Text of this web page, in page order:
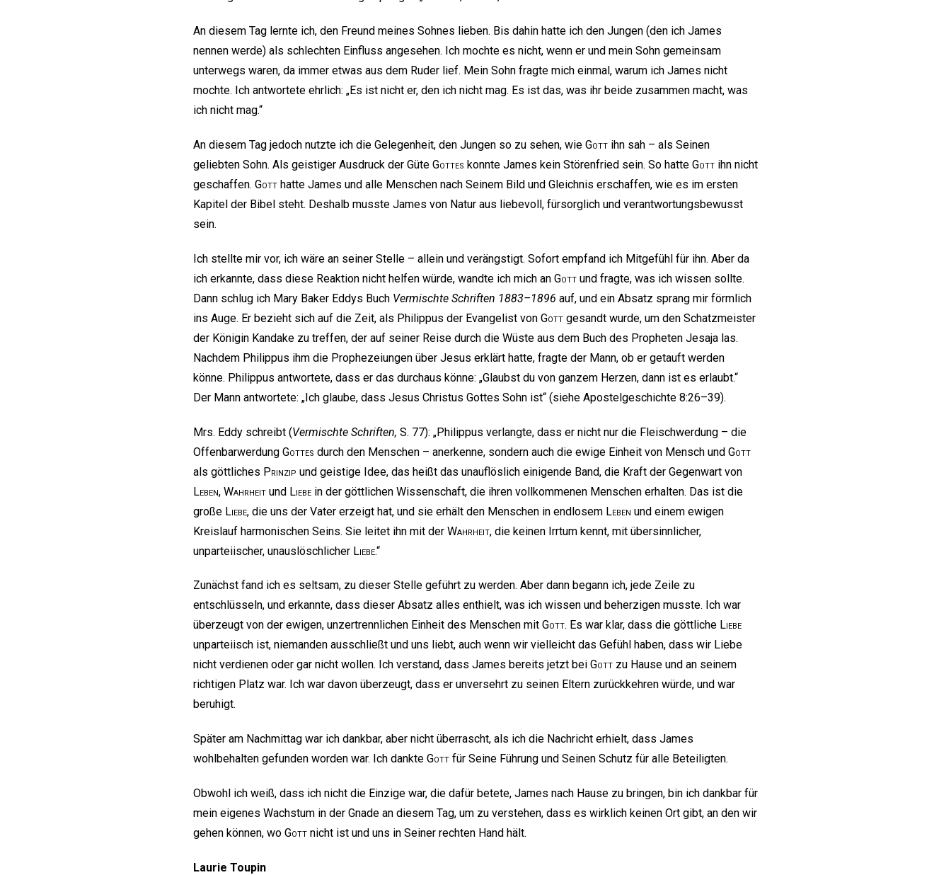
An diesem Tag lernte ich, den Freund meines Sohnes lieben. Bis dahin hatte ich den Jungen (den ich James
nennen werde) als schlechten Einfluss angesehen. Ich mochte es nicht, wenn er und mein Sohn gemeinsam
unterwegs waren, da immer etwas aus dem Ruder lief. Mein Sohn fragte mich einmal, warum ich James nicht
mochte. Ich antwortete ehrlich: „Es ist nicht er, den ich nicht mag. Es ist das, was ihr beide zusammen macht, was
ich nicht mag.“
An diesem Tag jedoch nutzte ich die Gelegenheit, den Jungen so zu sehen, wie Gott ihn sah – als Seinen
geliebten Sohn. Als geistiger Ausdruck der Güte Gottes konnte James kein Störenfried sein. So hatte Gott ihn nicht
geschaffen. Gott hatte James und alle Menschen nach Seinem Bild und Gleichnis erschaffen, wie es im ersten
Kapitel der Bibel steht. Deshalb musste James von Natur aus liebevoll, fürsorglich und verantwortungsbewusst
sein.
Ich stellte mir vor, ich wäre an seiner Stelle – allein und verängstigt. Sofort empfand ich Mitgefühl für ihn. Aber da
ich erkannte, dass diese Reaktion nicht helfen würde, wandte ich mich an Gott und fragte, was ich wissen sollte.
Dann schlug ich Mary Baker Eddys Buch Vermischte Schriften 1883–1896 auf, und ein Absatz sprang mir förmlich
ins Auge. Er bezieht sich auf die Zeit, als Philippus der Evangelist von Gott gesandt wurde, um den Schatzmeister
der Königin Kandake zu treffen, der auf seiner Reise durch die Wüste aus dem Buch des Propheten Jesaja las.
Nachdem Philippus ihm die Prophezeiungen über Jesus erklärt hatte, fragte der Mann, ob er getauft werden
könne. Philippus antwortete, dass er das durchaus könne: „Glaubst du von ganzem Herzen, dann ist es erlaubt.“
Der Mann antwortete: „Ich glaube, dass Jesus Christus Gottes Sohn ist“ (siehe Apostelgeschichte 8:26–39).
Mrs. Eddy schreibt (Vermischte Schriften, S. 77): „Philippus verlangte, dass er nicht nur die Fleischwerdung – die
Offenbarwerdung Gottes durch den Menschen – anerkenne, sondern auch die ewige Einheit von Mensch und Gott
als göttliches Prinzip und geistige Idee, das heißt das unauflöslich einigende Band, die Kraft der Gegenwart von
Leben, Wahrheit und Liebe in der göttlichen Wissenschaft, die ihren vollkommenen Menschen erhalten. Das ist die
große Liebe, die uns der Vater erzeigt hat, und sie erhält den Menschen in endlosem Leben und einem ewigen
Kreislauf harmonischen Seins. Sie leitet ihn mit der Wahrheit, die keinen Irrtum kennt, mit übersinnlicher,
unparteiischer, unauslöschlicher Liebe.“
Zunächst fand ich es seltsam, zu dieser Stelle geführt zu werden. Aber dann begann ich, jede Zeile zu
entschlüsseln, und erkannte, dass dieser Absatz alles enthielt, was ich wissen und beherzigen musste. Ich war
überzeugt von der ewigen, unzertrennlichen Einheit des Menschen mit Gott. Es war klar, dass die göttliche Liebe
unparteiisch ist, niemanden ausschließt und uns liebt, auch wenn wir vielleicht das Gefühl haben, dass wir Liebe
nicht verdienen oder gar nicht wollen. Ich verstand, dass James bereits jetzt bei Gott zu Hause und an seinem
richtigen Platz war. Ich war davon überzeugt, dass er unversehrt zu seinen Eltern zurückkehren würde, und war
beruhigt.
Später am Nachmittag war ich dankbar, aber nicht überrascht, als ich die Nachricht erhielt, dass James
wohlbehalten gefunden worden war. Ich dankte Gott für Seine Führung und Seinen Schutz für alle Beteiligten.
Obwohl ich weiß, dass ich nicht die Einzige war, die dafür betete, James nach Hause zu bringen, bin ich dankbar für
mein eigenes Wachstum in der Gnade an diesem Tag, um zu verstehen, dass es wirklich keinen Ort gibt, an den wir
gehen können, wo Gott nicht ist und uns in Seiner rechten Hand hält.
Laurie Toupin